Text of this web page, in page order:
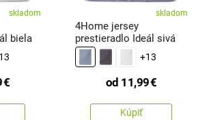
skladom
biela
€
skladom
4Home jersey
prestieradlo Ideál sivá
+13
od 11,99€
Kúpiť